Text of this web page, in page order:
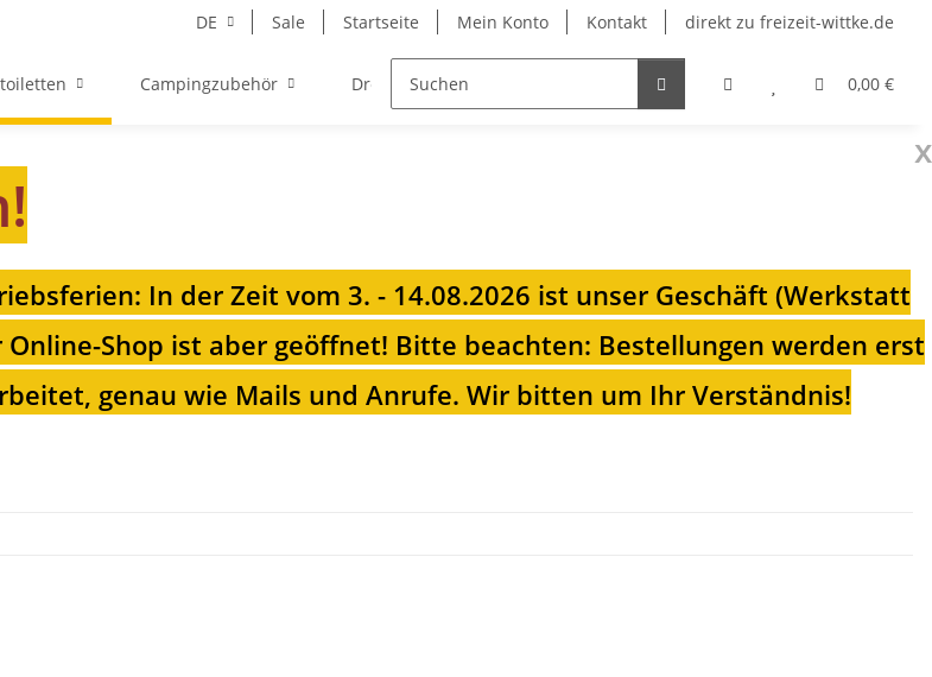
DE Sale Startseite Mein Konto Kontakt direkt zu freizeit-wittke.de
0,00 €
Campingzubehör Drehkonsolen Heizungen für Ihren
x
In der Zeit vom 3. - 14.08.2026 ist unser Geschäft (Werkstatt
Shop ist aber geöffnet! Bitte beachten: Bestellungen werden erst
genau wie Mails und Anrufe. Wir bitten um Ihr Verständnis!